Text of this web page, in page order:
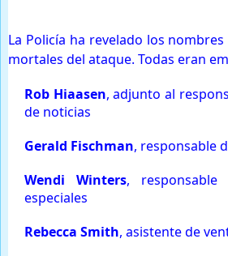
La Policía ha revelado los
mortales del ataque. Todas eran
Rob Hiaasen, adjunto al
de noticias
Gerald Fischman, responsable
Wendi Winters, responsable
especiales
Rebecca Smith, asistente de